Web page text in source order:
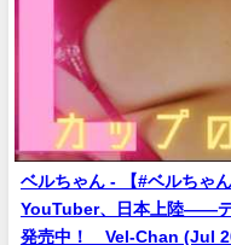
ベルちゃん - 【#ベルちゃ
YouTuber、日本上陸――デ
発売中！ Vel-Chan (Jul